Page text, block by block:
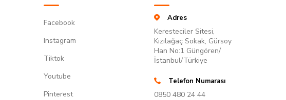
Facebook
Instagram
Tiktok
Youtube
Pinterest
Adres
Keresteciler Sitesi,
Kızılağaç Sokak, Gürsoy
Han No:1 Güngören/
İstanbul/Türkiye
Telefon Numarası
0850 480 24 44